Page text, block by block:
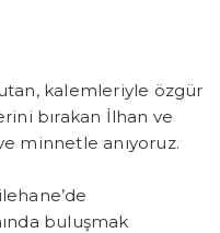
kalemleriyle özgür
bırakan İlhan ve
minnetle anıyoruz.
buluşmak